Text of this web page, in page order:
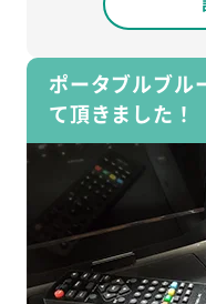
ポータブルブル
て頂きました！